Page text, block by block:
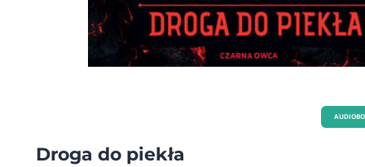
Droga do piekła